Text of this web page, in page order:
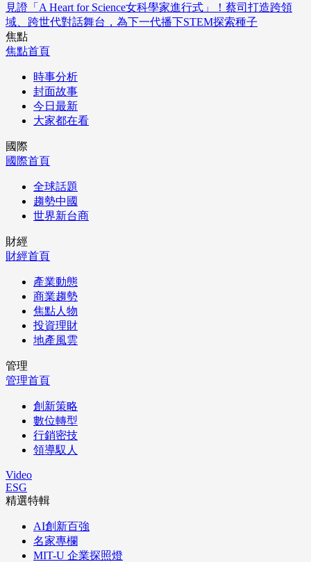
見證「A Heart for Science女科學家進行式」！蔡司打造跨領
域、跨世代對話舞台，為下一代播下STEM探索種子
焦點
焦點首頁
時事分析
封面故事
今日最新
大家都在看
國際
國際首頁
全球話題
趨勢中國
世界新台商
財經
財經首頁
產業動態
商業趨勢
焦點人物
投資理財
地產風雲
管理
管理首頁
創新策略
數位轉型
行銷密技
領導馭人
Video
ESG
精選特輯
AI創新百強
名家專欄
MIT-U 企業探照燈